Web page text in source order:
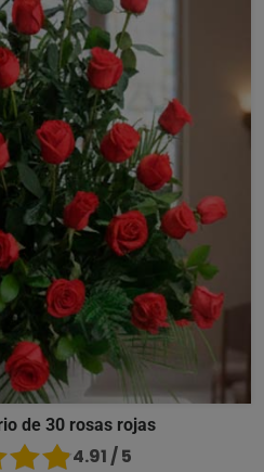
de 30 rosas rojas
4.91 / 5